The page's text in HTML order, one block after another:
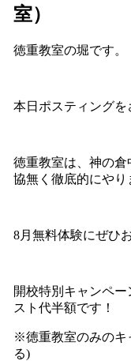
室）
徳重教室の堀です。
本日ポスティングを
徳重教室は、神の
協無く徹底的にやり
8月無料体験にぜひ
開校特別キャンペ
スト代半額です！
※徳重教室のみのキ
る)